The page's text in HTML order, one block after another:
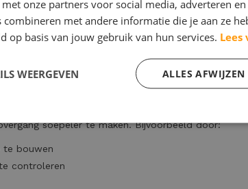
bij krijgt, voorkomt dat vaak stress en
in de brugklas geen overbodige luxe
tijd kost.
de overstap
soepeler te maken. Bijvoorbeeld door:
te bouwen
controleren
met onze partners voor social media, adverteren
combineren met andere informatie die je aan ze
op basis van jouw gebruik van hun services. Lees
ALLES AFWIJZEN
WEERGEVEN